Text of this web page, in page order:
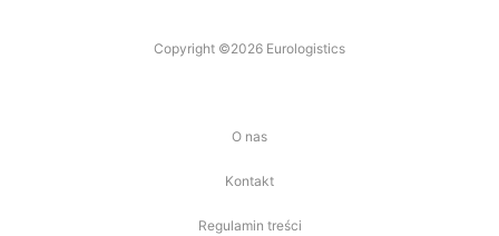
Copyright ©2026 Eurologistics
O nas
Kontakt
Regulamin treści